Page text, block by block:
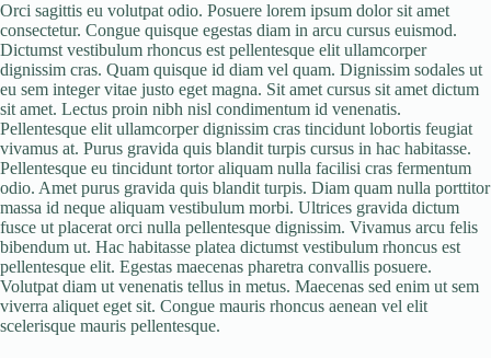
Orci sagittis eu volutpat odio. Posuere lorem ipsum dolor sit amet
consectetur. Congue quisque egestas diam in arcu cursus euismod.
Dictumst vestibulum rhoncus est pellentesque elit ullamcorper
dignissim cras. Quam quisque id diam vel quam. Dignissim sodales ut
eu sem integer vitae justo eget magna. Sit amet cursus sit amet dictum
sit amet. Lectus proin nibh nisl condimentum id venenatis.
Pellentesque elit ullamcorper dignissim cras tincidunt lobortis feugiat
vivamus at. Purus gravida quis blandit turpis cursus in hac habitasse.
Pellentesque eu tincidunt tortor aliquam nulla facilisi cras fermentum
odio. Amet purus gravida quis blandit turpis. Diam quam nulla porttitor
massa id neque aliquam vestibulum morbi. Ultrices gravida dictum
fusce ut placerat orci nulla pellentesque dignissim. Vivamus arcu felis
bibendum ut. Hac habitasse platea dictumst vestibulum rhoncus est
pellentesque elit. Egestas maecenas pharetra convallis posuere.
Volutpat diam ut venenatis tellus in metus. Maecenas sed enim ut sem
viverra aliquet eget sit. Congue mauris rhoncus aenean vel elit
scelerisque mauris pellentesque.